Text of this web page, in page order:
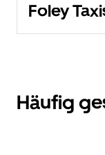
Foley
Häufig